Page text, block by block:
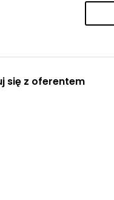
się z oferentem